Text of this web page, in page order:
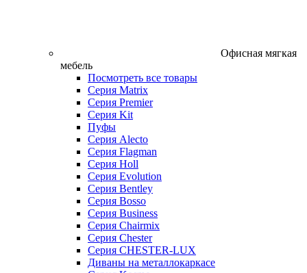
Офисная мягкая
мебель
Посмотреть все товары
Серия Matrix
Серия Premier
Серия Kit
Пуфы
Серия Alecto
Серия Flagman
Серия Holl
Серия Evolution
Серия Bentley
Серия Bosso
Серия Business
Серия Chairmix
Серия Chester
Серия CHESTER-LUX
Диваны на металлокаркасе